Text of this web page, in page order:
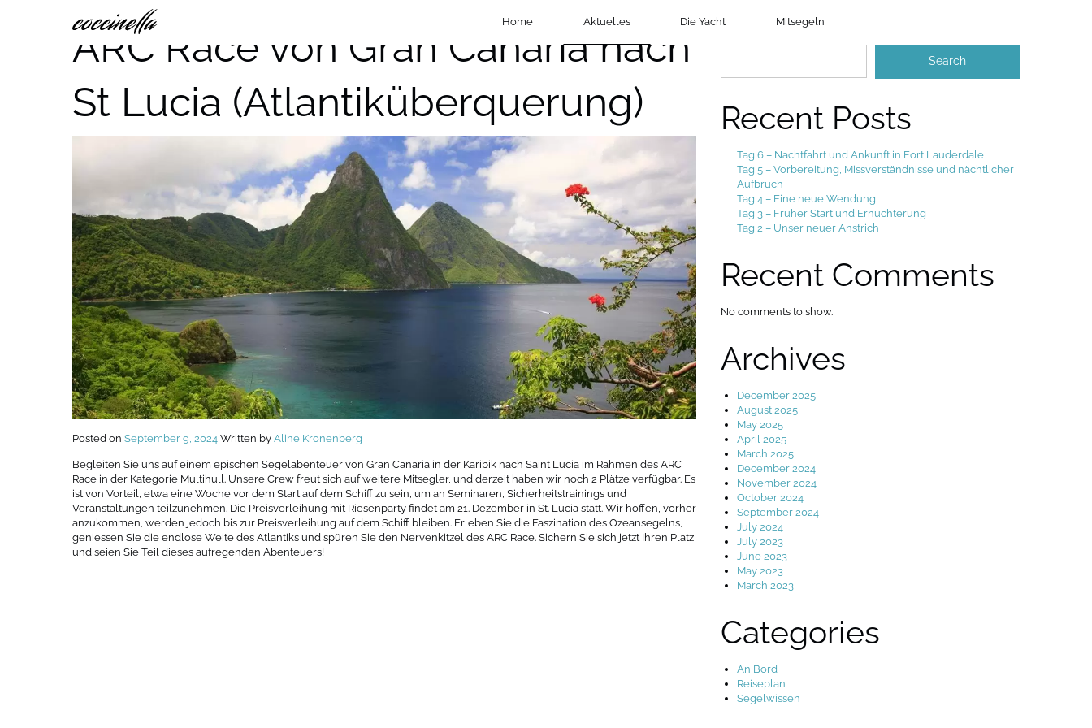
Home Aktuelles Die Yacht Mitsegeln
ARC Race von Gran Canaria nach
St Lucia (Atlantiküberquerung)
Posted on September 9, 2024Written by Aline Kronenberg
Begleiten Sie uns auf einem epischen Segelabenteuer von Gran Canaria in der Karibik nach Saint Lucia im Rahmen des ARC
Race in der Kategorie Multihull. Unsere Crew freut sich auf weitere Mitsegler, und derzeit haben wir noch 2 Plätze verfügbar. Es
ist von Vorteil, etwa eine Woche vor dem Start auf dem Schiff zu sein, um an Seminaren, Sicherheitstrainings und
Veranstaltungen teilzunehmen. Die Preisverleihung mit Riesenparty findet am 21. Dezember in St. Lucia statt. Wir hoffen, vorher
anzukommen, werden jedoch bis zur Preisverleihung auf dem Schiff bleiben. Erleben Sie die Faszination des Ozeansegelns,
geniessen Sie die endlose Weite des Atlantiks und spüren Sie den Nervenkitzel des ARC Race. Sichern Sie sich jetzt Ihren Platz
und seien Sie Teil dieses aufregenden Abenteuers!
Search
Recent Posts
Tag 6 – Nachtfahrt und Ankunft in Fort Lauderdale
Tag 5 – Vorbereitung, Missverständnisse und nächtlicher
Aufbruch
Tag 4 – Eine neue Wendung
Tag 3 – Früher Start und Ernüchterung
Tag 2 – Unser neuer Anstrich
Recent Comments
No comments to show.
Archives
December 2025
August 2025
May 2025
April 2025
March 2025
December 2024
November 2024
October 2024
September 2024
July 2024
July 2023
June 2023
May 2023
March 2023
Categories
An Bord
Reiseplan
Segelwissen